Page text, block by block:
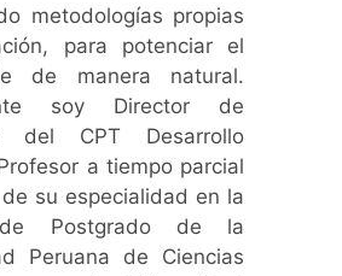
metodologías propias
para potenciar el
de manera natural.
soy Director de
del CPT Desarrollo
a tiempo parcial
su especialidad en la
de Postgrado de la
Peruana de Ciencias